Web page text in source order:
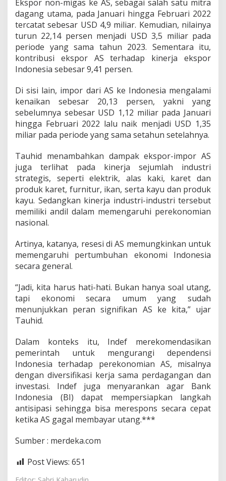
A
m
e
r
i
k
a
e
r
i
k
a
t
a
g
a
B
a
y
t
a
Ekspor non-migas ke AS, sebagai salah satu mitra
dagang utama, pada Januari hingga Februari 2022
tercatat sebesar USD 4,9 miliar. Kemudian, nilainya
turun 22,14 persen menjadi USD 3,5 miliar pada
periode yang sama tahun 2023. Sementara itu,
kontribusi ekspor AS terhadap kinerja ekspor
Indonesia sebesar 9,41 persen.
Di sisi lain, impor dari AS ke Indonesia mengalami
kenaikan sebesar 20,13 persen, yakni yang
sebelumnya sebesar USD 1,12 miliar pada Januari
hingga Februari 2022 lalu naik menjadi USD 1,35
miliar pada periode yang sama setahun setelahnya.
Tauhid menambahkan dampak ekspor-impor AS
juga terlihat pada kinerja sejumlah industri
strategis, seperti elektrik, alas kaki, karet dan
produk karet, furnitur, ikan, serta kayu dan produk
kayu. Sedangkan kinerja industri-industri tersebut
memiliki andil dalam memengaruhi perekonomian
nasional.
Artinya, katanya, resesi di AS memungkinkan untuk
memengaruhi pertumbuhan ekonomi Indonesia
secara general.
“Jadi, kita harus hati-hati. Bukan hanya soal utang,
tapi ekonomi secara umum yang sudah
menunjukkan peran signifikan AS ke kita,” ujar
Tauhid.
Dalam konteks itu, Indef merekomendasikan
pemerintah untuk mengurangi dependensi
Indonesia terhadap perekonomian AS, misalnya
dengan diversifikasi kerja sama perdagangan dan
investasi. Indef juga menyarankan agar Bank
Indonesia (BI) dapat mempersiapkan langkah
antisipasi sehingga bisa merespons secara cepat
ketika AS gagal membayar utang.***
Sumber : merdeka.com
Post Views: 651